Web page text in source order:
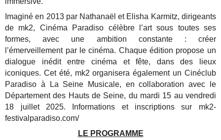
Imaginé en 2013 par Nathanaël et Elisha Karmitz, dirigeants
de mk2, Cinéma Paradiso célèbre l’art sous toutes ses
formes, avec une ambition constante : créer
l’émerveillement par le cinéma. Chaque édition propose un
dialogue inédit entre cinéma et fête, dans des lieux
iconiques. Cet été, mk2 organisera également un Cinéclub
Paradiso à La Seine Musicale, en collaboration avec le
Département des Hauts de Seine, du mardi 15 au vendredi
18 juillet 2025. Informations et inscriptions sur mk2-
festivalparadiso.com/
LE PROGRAMME